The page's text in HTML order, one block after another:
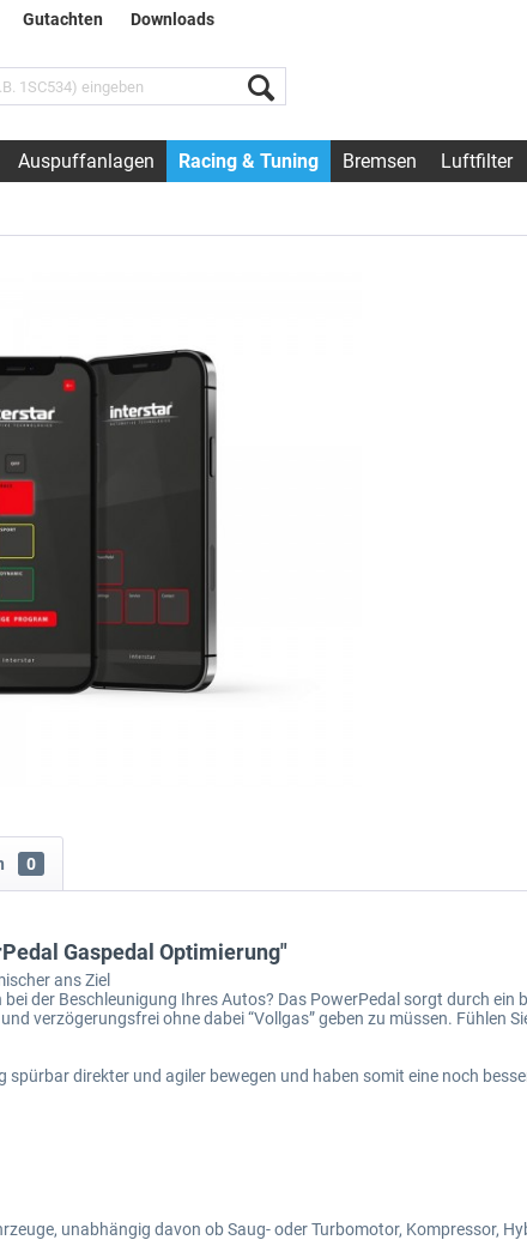
Gutachten Downloads
Auspuffanlagen Racing & Tuning Bremsen Luftfilter
0
Gaspedal Optimierung"
ans Ziel
bei der Beschleunigung Ihres Autos? Das PowerPedal sorgt durch
verzögerungsfrei ohne dabei “Vollgas” geben zu müssen. Fühlen
direkter und agiler bewegen und haben somit eine noch
unabhängig davon ob Saug- oder Turbomotor, Kompressor,